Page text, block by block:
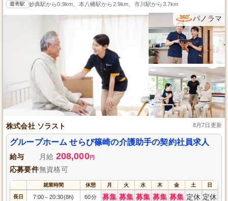
最寄駅 妙典駅から0.9km、本八幡駅から2.9km、市川駅から3.7km
パノラマ
株式会社 ソラスト 8月7日更新
グループホーム せらび篠崎の介護助手の契約社員求人
給与 月給 208,000円
応募要件無資格可
就業時間 休憩 月 火 水 木 金 土 日
長日 7:00～ 20:30(8h) 60分 募集 募集 募集 募集 募集 定休 定休